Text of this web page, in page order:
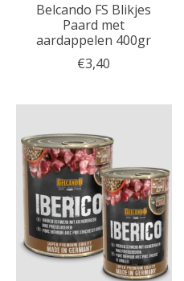
Belcando FS Blikjes
Paard met
aardappelen 400gr
€3,40